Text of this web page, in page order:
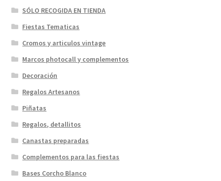
SÓLO RECOGIDA EN TIENDA
Fiestas Tematicas
Cromos y articulos vintage
Marcos photocall y complementos
Decoración
Regalos Artesanos
Piñatas
Regalos, detallitos
Canastas preparadas
Complementos para las fiestas
Bases Corcho Blanco